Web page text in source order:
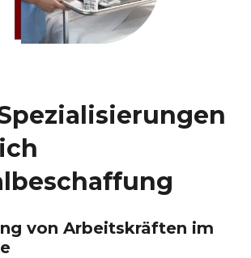
von Arbeitskräften im